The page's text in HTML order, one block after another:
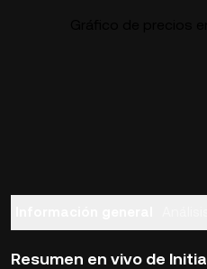
Resumen en vivo de Initia